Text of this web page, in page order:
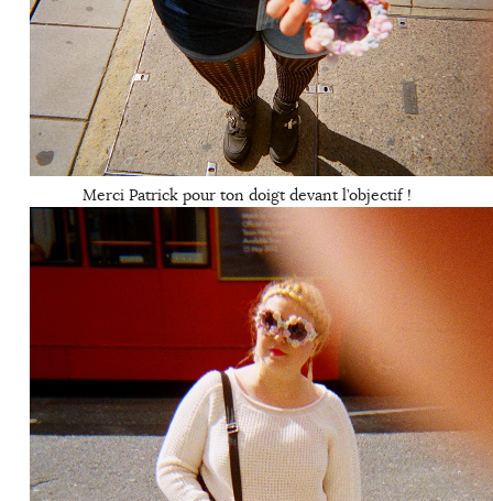
Merci Patrick pour ton doigt devant l’objectif !